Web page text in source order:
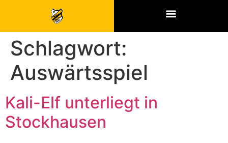
Schlagwort:
Auswärtsspiel
Kali-Elf unterliegt in
Stockhausen